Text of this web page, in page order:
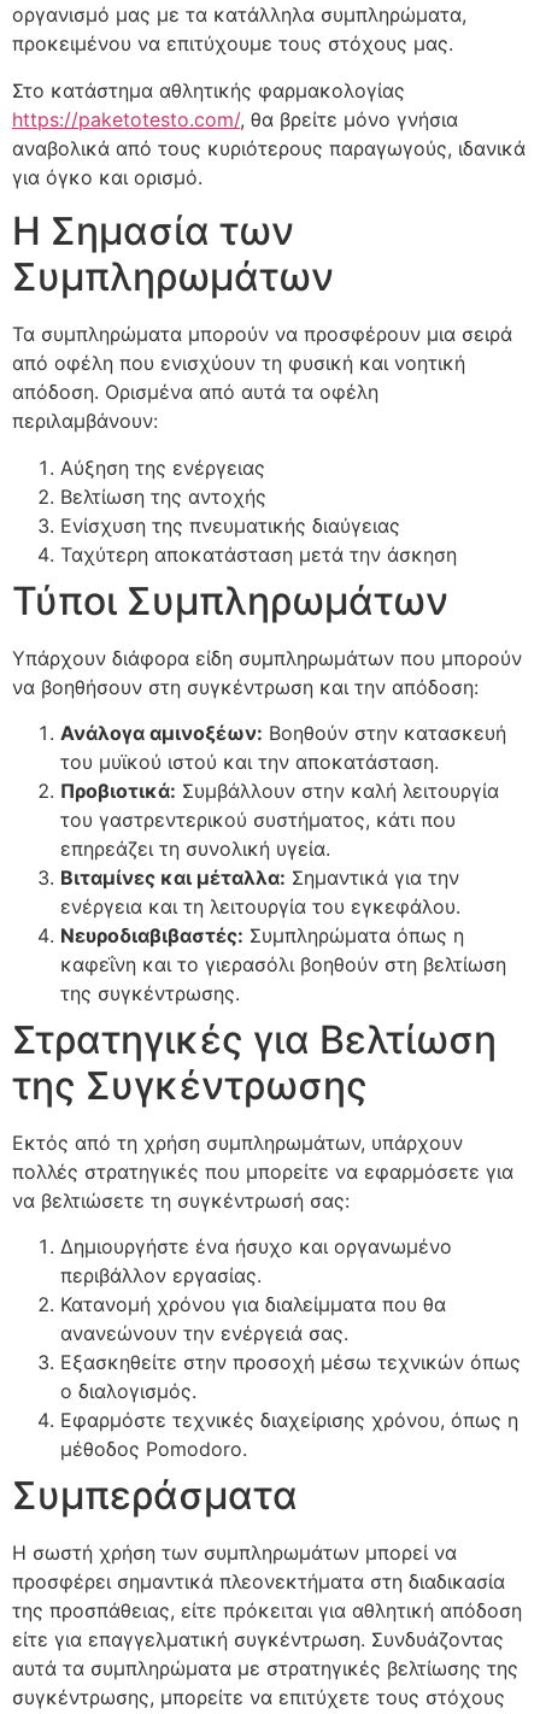
οργανισμό μας με τα κατάλληλα συμπληρώματα,
προκειμένου να επιτύχουμε τους στόχους μας.
Στο κατάστημα αθλητικής φαρμακολογίας
https://paketotesto.com/, θα βρείτε μόνο γνήσια
αναβολικά από τους κυριότερους παραγωγούς, ιδανικά
για όγκο και ορισμό.
Η Σημασία των
Συμπληρωμάτων
Τα συμπληρώματα μπορούν να προσφέρουν μια σειρά
από οφέλη που ενισχύουν τη φυσική και νοητική
απόδοση. Ορισμένα από αυτά τα οφέλη
περιλαμβάνουν:
Αύξηση της ενέργειας
Βελτίωση της αντοχής
Ενίσχυση της πνευματικής διαύγειας
Ταχύτερη αποκατάσταση μετά την άσκηση
Τύποι Συμπληρωμάτων
Υπάρχουν διάφορα είδη συμπληρωμάτων που μπορούν
να βοηθήσουν στη συγκέντρωση και την απόδοση:
Ανάλογα αμινοξέων: Βοηθούν στην κατασκευή
του μυϊκού ιστού και την αποκατάσταση.
Προβιοτικά: Συμβάλλουν στην καλή λειτουργία
του γαστρεντερικού συστήματος, κάτι που
επηρεάζει τη συνολική υγεία.
Βιταμίνες και μέταλλα: Σημαντικά για την
ενέργεια και τη λειτουργία του εγκεφάλου.
Νευροδιαβιβαστές: Συμπληρώματα όπως η
καφεΐνη και το γιερασόλι βοηθούν στη βελτίωση
της συγκέντρωσης.
Στρατηγικές για Βελτίωση
της Συγκέντρωσης
Εκτός από τη χρήση συμπληρωμάτων, υπάρχουν
πολλές στρατηγικές που μπορείτε να εφαρμόσετε για
να βελτιώσετε τη συγκέντρωσή σας:
Δημιουργήστε ένα ήσυχο και οργανωμένο
περιβάλλον εργασίας.
Κατανομή χρόνου για διαλείμματα που θα
ανανεώνουν την ενέργειά σας.
Εξασκηθείτε στην προσοχή μέσω τεχνικών όπως
ο διαλογισμός.
Εφαρμόστε τεχνικές διαχείρισης χρόνου, όπως η
μέθοδος Pomodoro.
Συμπεράσματα
Η σωστή χρήση των συμπληρωμάτων μπορεί να
προσφέρει σημαντικά πλεονεκτήματα στη διαδικασία
της προσπάθειας, είτε πρόκειται για αθλητική απόδοση
είτε για επαγγελματική συγκέντρωση. Συνδυάζοντας
αυτά τα συμπληρώματα με στρατηγικές βελτίωσης της
συγκέντρωσης, μπορείτε να επιτύχετε τους στόχους